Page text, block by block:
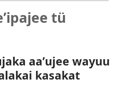
tü
aaʼujee wayuu
kasakat